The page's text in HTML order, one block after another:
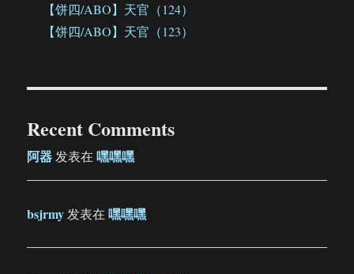
【饼四/ABO】天官（124）
【饼四/ABO】天官（123）
Recent Comments
阿器发表在嘿嘿嘿
bsjrmy发表在嘿嘿嘿